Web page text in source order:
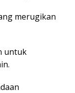
merugikan
untuk